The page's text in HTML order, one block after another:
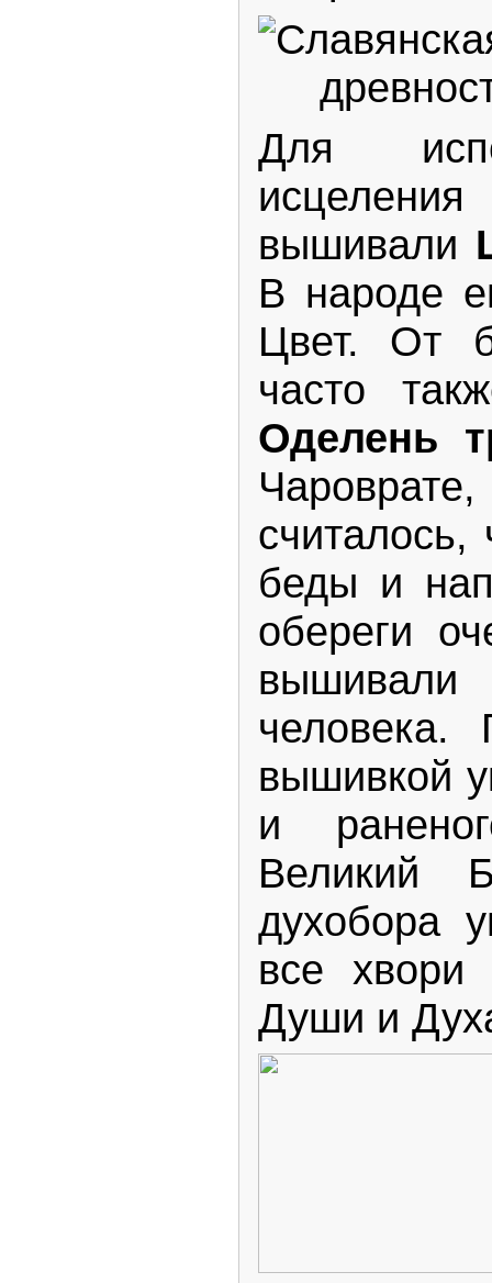
Для
вышивали
В народе
Цвет. От
часто
Оделень
считалось,
беды и
обереги
человека.
вышивкой
и
Великий
духобора
все хвори
Души и